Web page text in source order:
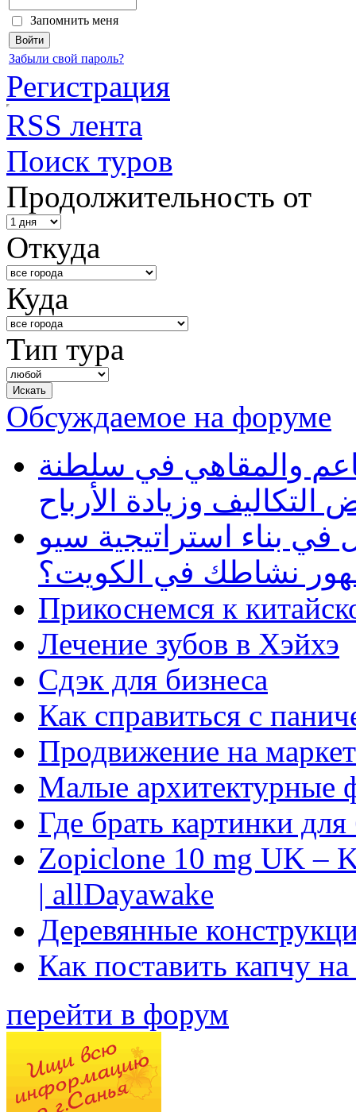
Запомнить меня
Забыли свой пароль?
Регистрация
RSS лента
Поиск туров
Продолжительность от
Откуда
Куда
Тип тура
Обсуждаемое на форуме
والمقاهي في سلطنة
وزيادة الأرباح
بناء استراتيجية سيو
نشاطك في الكويت؟
Прикоснемся к
Лечение зубов в Хэйхэ
Сдэк для бизнеса
Как справиться с
Продвижение на
Малые архитектурные
Где брать картинки
Zopiclone 10 mg UK –
| allDayawake
Деревянные
Как поставить капчу
перейти в форум